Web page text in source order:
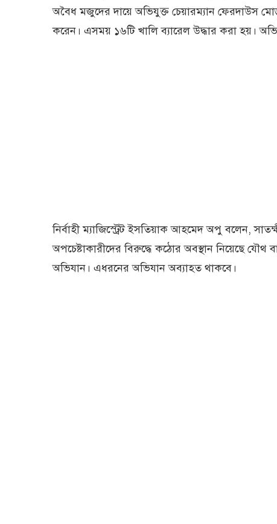
অবৈধ মজুদের দায়ে অভিযুক্ত চেয়ারম্যান ফেরদাউস
করেন। এসময় ১৬‌টি খা‌লি ব‌্যা‌রেল উদ্ধার করা হয়।
নির্বাহী ম্যাজিস্ট্রেট ইসতিয়াক আহমেদ অপু বলেন,
অপচেষ্টাকারীদের বিরুদ্ধে কঠোর অবস্থান নিয়েছে যৌথ
অভিযান। এধরনের অভিযান অব্যাহত থাকবে।